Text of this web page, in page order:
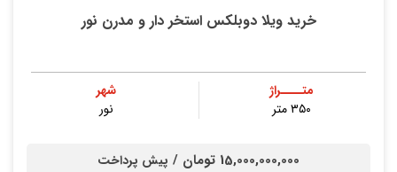
خرید ویلا دوبلکس استخر دار و مدرن نور
متــــراژ
۳۵۰ متر
شهر
نور
15,000,000,000 تومان / پیش پرداخت